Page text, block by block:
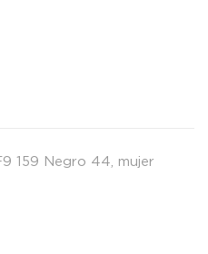
159 Negro 44 mujer